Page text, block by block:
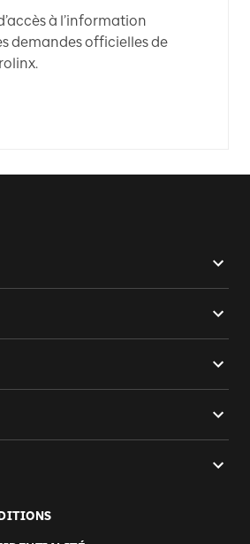
à l’information
demandes officielles de